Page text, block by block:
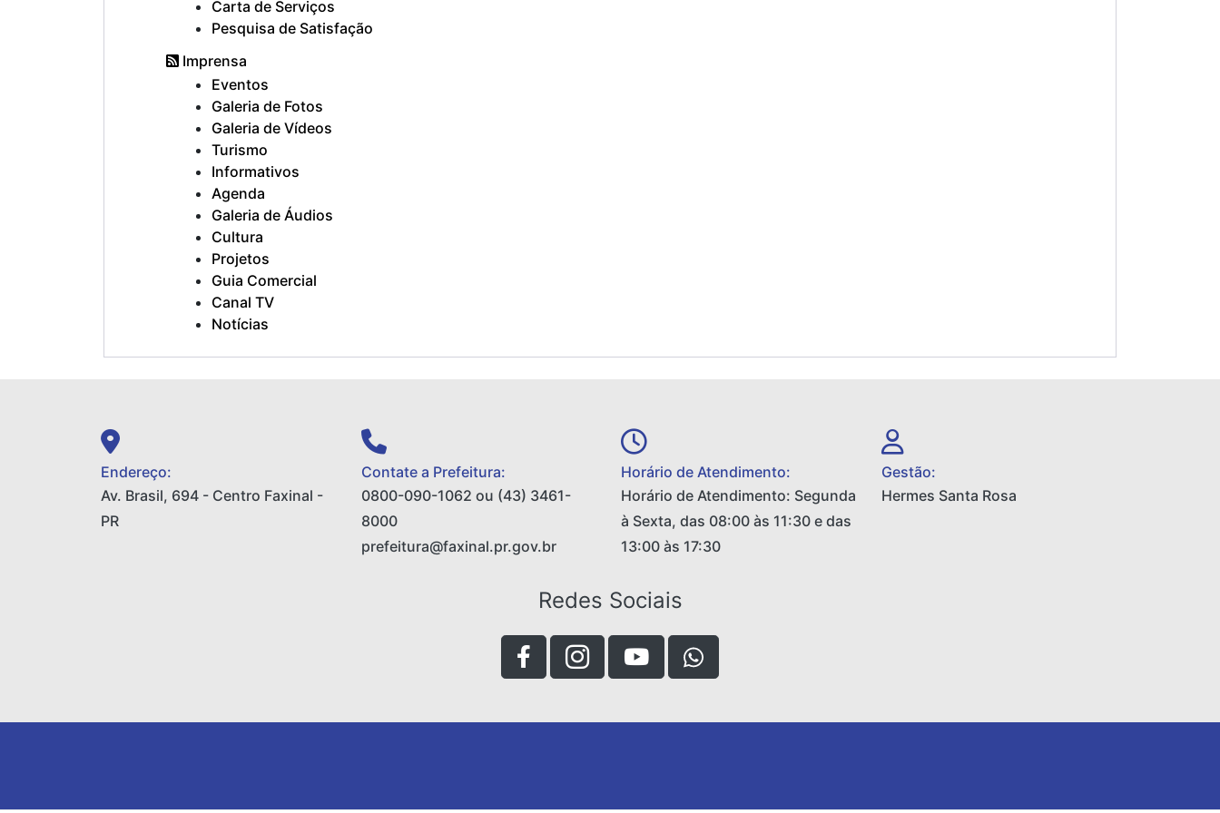
Carta de Serviços
Pesquisa de Satisfação
Imprensa
Eventos
Galeria de Fotos
Galeria de Vídeos
Turismo
Informativos
Agenda
Galeria de Áudios
Cultura
Projetos
Guia Comercial
Canal TV
Notícias
Endereço:
Av. Brasil, 694 - Centro Faxinal -
PR
Contate a Prefeitura:
0800-090-1062 ou (43) 3461-
8000
prefeitura@faxinal.pr.gov.br
Horário de Atendimento:
Horário de Atendimento: Segunda
à Sexta, das 08:00 às 11:30 e das
13:00 às 17:30
Gestão:
Hermes Santa Rosa
Redes Sociais